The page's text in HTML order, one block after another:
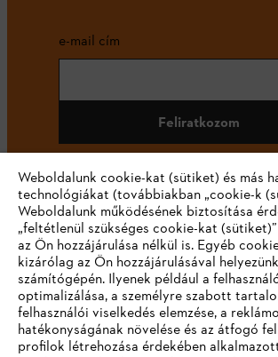
e-mail cím
Feliratkozom
#STIHL
Weboldalunk cookie-kat (sütiket) és más
technológiákat (továbbiakban „cookie-k
Weboldalunk működésének biztosítása
„feltétlenül szükséges cookie-kat
az Ön hozzájárulása nélkül is. Egyéb
kizárólag az Ön hozzájárulásával
számítógépén. Ilyenek például a
optimalizálása, a személyre szabott
felhasználói viselkedés elemzése, a
hatékonyságának növelése és az átfogó
profilok létrehozása érdekében